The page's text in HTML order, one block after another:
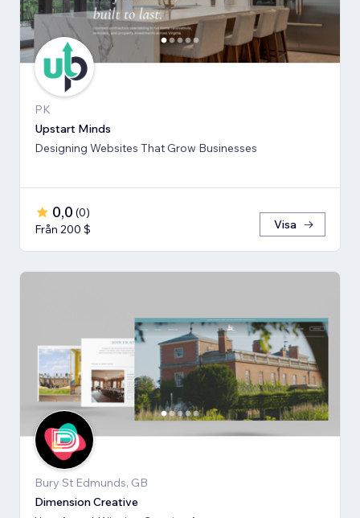
PK
Upstart Minds
Designing Websites That Grow Businesses
0,0 (0)
Från 200 $
Visa
Bury St Edmunds, GB
Dimension Creative